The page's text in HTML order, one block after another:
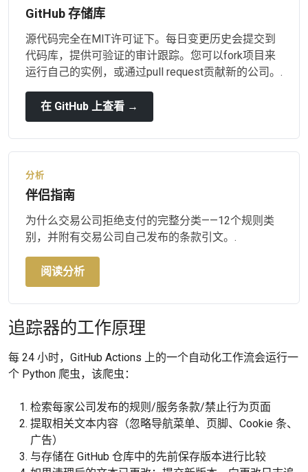
GitHub 存储库
源代码完全在MIT许可证下。每日变更历史会提交到
代码库，提供可验证的审计跟踪。您可以fork项目来
运行自己的实例，或通过pull request贡献新的公司。.
在 GitHub 上查看 →
分析
伴侣指南
为什么交易公司拒绝支付的完整分类——12个规则类
别，并附有交易公司自己发布的条款引文。.
阅读分析
追踪器的工作原理
每 24 小时，GitHub Actions 上的一个自动化工作流会运行一
个 Python 爬虫，该爬虫：
检索每家公司发布的规则/服务条款/禁止行为页面
提取相关文本内容（忽略导航菜单、页脚、Cookie 条、
广告）
与存储在 GitHub 仓库中的先前保存版本进行比较